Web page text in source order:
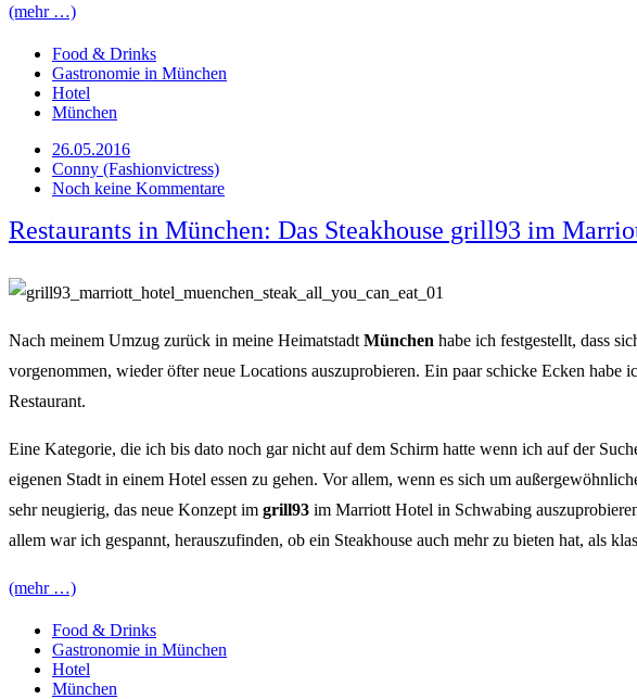
(mehr …)
Food & Drinks
Gastronomie in München
Hotel
München
26.05.2016
Conny (Fashionvictress)
Noch keine Kommentare
Restaurants in München: Das Steakhouse grill93 im
Nach meinem Umzug zurück in meine Heimatstadt München habe ich festgestellt, dass
vorgenommen, wieder öfter neue Locations auszuprobieren. Ein paar schicke Ecken
Restaurant.
Eine Kategorie, die ich bis dato noch gar nicht auf dem Schirm hatte wenn ich auf der
eigenen Stadt in einem Hotel essen zu gehen. Vor allem, wenn es sich um
sehr neugierig, das neue Konzept im grill93 im Marriott Hotel in Schwabing
allem war ich gespannt, herauszufinden, ob ein Steakhouse auch mehr zu bieten hat, als
(mehr …)
Food & Drinks
Gastronomie in München
Hotel
München